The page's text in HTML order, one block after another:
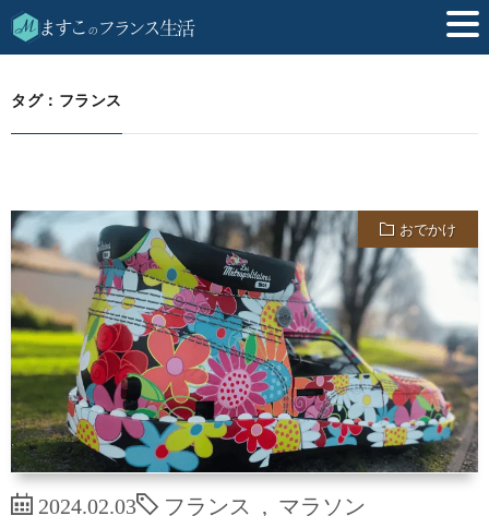
HOME フランス
タグ：フランス
おでかけ
2024.02.03 フランス マラソン